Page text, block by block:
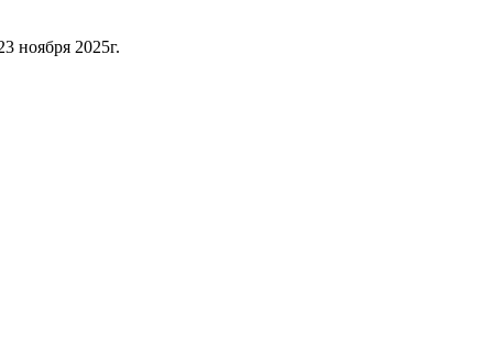
ноября 2025г.